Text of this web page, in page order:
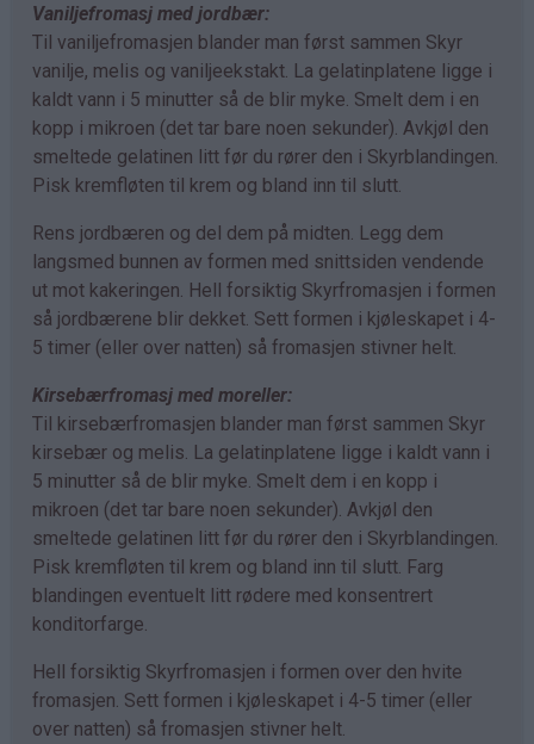
Vaniljefromasj med jordbær:
Til vaniljefromasjen blander man først sammen Skyr
vanilje, melis og vaniljeekstakt. La gelatinplatene ligge i
kaldt vann i 5 minutter så de blir myke. Smelt dem i en
kopp i mikroen (det tar bare noen sekunder). Avkjøl den
smeltede gelatinen litt før du rører den i Skyrblandingen.
Pisk kremfløten til krem og bland inn til slutt.
Rens jordbæren og del dem på midten. Legg dem
langsmed bunnen av formen med snittsiden vendende
ut mot kakeringen. Hell forsiktig Skyrfromasjen i formen
så jordbærene blir dekket. Sett formen i kjøleskapet i 4-
5 timer (eller over natten) så fromasjen stivner helt.
Kirsebærfromasj med moreller:
Til kirsebærfromasjen blander man først sammen Skyr
kirsebær og melis. La gelatinplatene ligge i kaldt vann i
5 minutter så de blir myke. Smelt dem i en kopp i
mikroen (det tar bare noen sekunder). Avkjøl den
smeltede gelatinen litt før du rører den i Skyrblandingen.
Pisk kremfløten til krem og bland inn til slutt. Farg
blandingen eventuelt litt rødere med konsentrert
konditorfarge.
Hell forsiktig Skyrfromasjen i formen over den hvite
fromasjen. Sett formen i kjøleskapet i 4-5 timer (eller
over natten) så fromasjen stivner helt.